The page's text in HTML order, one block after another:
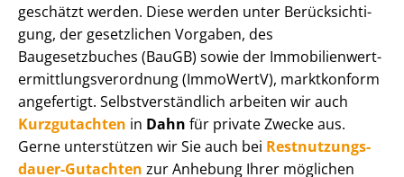
geschätzt werden. Diese werden unter Be­rück­sich­ti­
gung, der gesetzlichen Vorgaben, des
Baugesetzbuches (BauGB) sowie der Im­mo­bi­li­en­wert­
ermitt­lungs­ver­ord­nung (ImmoWertV), marktkonform
angefertigt. Selbst­ver­ständ­lich arbeiten wir auch
Kurzgutachten in Dahn für private Zwecke aus.
Gerne unterstützen wir Sie auch bei Rest­nut­zungs­
dau­er-Gutachten zur Anhebung Ihrer möglichen